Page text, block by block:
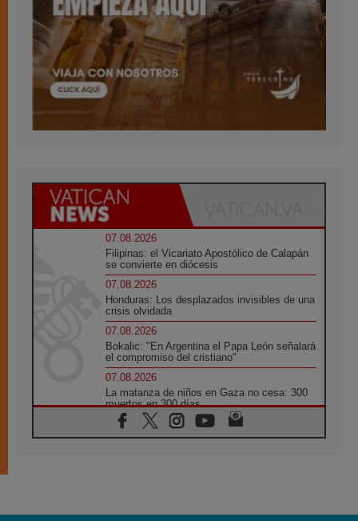
07.08.2026
Filipinas: el Vicariato Apostólico de Calapán
se convierte en diócesis
07.08.2026
Honduras: Los desplazados invisibles de una
crisis olvidada
07.08.2026
Bokalic: "En Argentina el Papa León señalará
el compromiso del cristiano"
07.08.2026
La matanza de niños en Gaza no cesa: 300
muertos en 300 días
07.08.2026
Tagle: La guerra desfigura el mundo, solo la